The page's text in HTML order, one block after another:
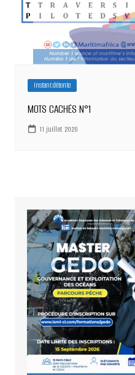
Instant détente
MOTS CACHÉS N°1
11 juillet 2020